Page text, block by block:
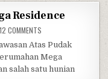
Residence
12 COMMENTS
Atas Pudak
Mega
salah satu hunian